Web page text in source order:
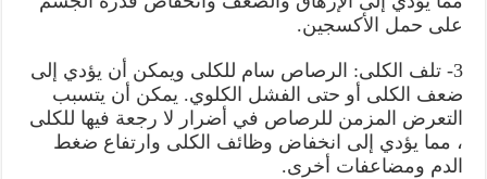
على حمل الأكسجين.
3- تلف الكلى: الرصاص سام للكلى ويمكن أن يؤدي إلى
ضعف الكلى أو حتى الفشل الكلوي. يمكن أن يتسبب
التعرض المزمن للرصاص في أضرار لا رجعة فيها للكلى
، مما يؤدي إلى انخفاض وظائف الكلى وارتفاع ضغط
الدم ومضاعفات أخرى.